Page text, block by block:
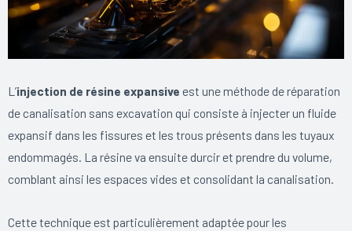
L’injection de résine expansive est une méthode de réparation
de canalisation sans excavation qui consiste à injecter un fluide
expansif dans les fissures et les trous présents dans les tuyaux
endommagés. La résine va ensuite durcir et prendre du volume,
comblant ainsi les espaces vides et consolidant la canalisation.
Cette technique est particulièrement adaptée pour les